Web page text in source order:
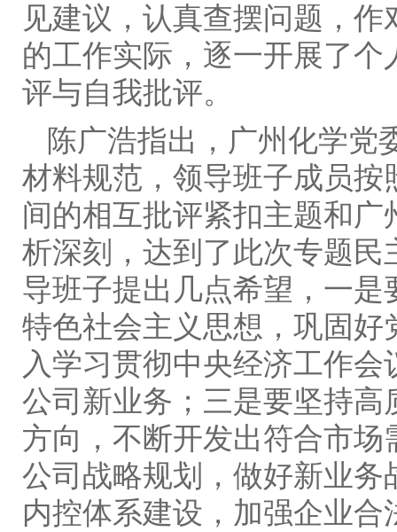
见建议，认真查摆问题，
的工作实际，逐一开展了
评与自我批评。
陈广浩指出，广州化学党
材料规范，领导班子成员
间的相互批评紧扣主题和
析深刻，达到了此次专题
导班子提出几点希望，一
特色社会主义思想，巩固
入学习贯彻中央经济工作
公司新业务；三是要坚持
方向，不断开发出符合市
公司战略规划，做好新业
内控体系建设，加强企业